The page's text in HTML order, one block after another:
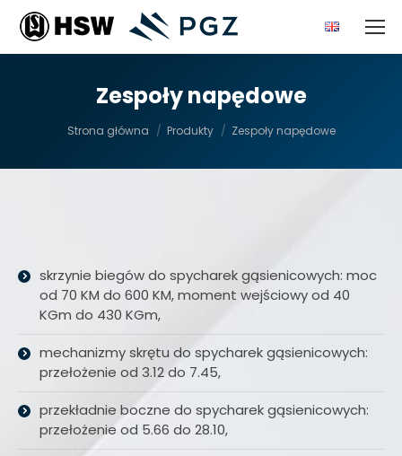
Zespoły napędowe
Strona główna Produkty Zespoły napędowe
skrzynie biegów do spycharek gąsienicowych: moc
od 70 KM do 600 KM, moment wejściowy od 40
KGm do 430 KGm,
mechanizmy skrętu do spycharek gąsienicowych:
przełożenie od 3.12 do 7.45,
przekładnie boczne do spycharek gąsienicowych:
przełożenie od 5.66 do 28.10,